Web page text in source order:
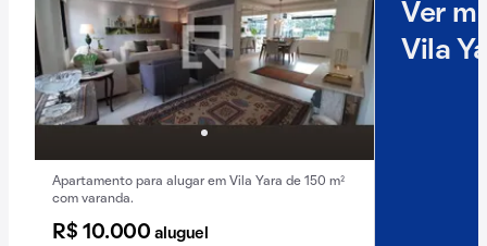
Apartamento para alugar em Vila Yara de 150 m²
com varanda.
R$ 10.000aluguel
Ver
Vila